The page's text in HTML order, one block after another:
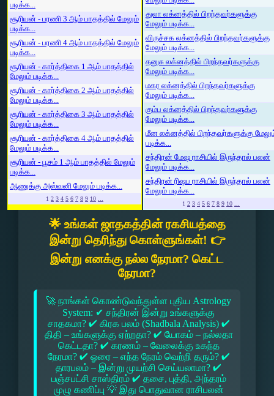
படிக்க...
சூரியன் - பரணி 3 ஆம் பாதத்தில் மேலும்
படிக்க...
சூரியன் - பரணி 4 ஆம் பாதத்தில் மேலும்
படிக்க...
சூரியன் - கார்த்திகை 1 ஆம் பாதத்தில்
மேலும் படிக்க...
சூரியன் - கார்த்திகை 2 ஆம் பாதத்தில்
மேலும் படிக்க...
சூரியன் - கார்த்திகை 3 ஆம் பாதத்தில்
மேலும் படிக்க...
சூரியன் - கார்த்திகை 4 ஆம் பாதத்தில்
மேலும் படிக்க...
சூரியன் - பூசம் 1 ஆம் பாதத்தில் மேலும்
படிக்க...
ஆணுக்கு அஸ்வனி மேலும் படிக்க...
1 2 3 4 5 6 7 8 9 10 ...
துலா லக்னத்தில் பிறந்தவர்களுக்கு
மேலும் படிக்க...
விருச்சக லக்னத்தில் பிறந்தவர்களுக்கு
மேலும் படிக்க...
தனுசு லக்னத்தில் பிறந்தவர்களுக்கு
மேலும் படிக்க...
மகர லக்னத்தில் பிறந்தவர்களுக்கு
மேலும் படிக்க...
கும்ப லக்னத்தில் பிறந்தவர்களுக்கு
மேலும் படிக்க...
மீன லக்னத்தில் பிறந்தவர்களுக்கு
படிக்க...
சந்திரன் மேஷ ராசியில் இருந்தால் பலன்
மேலும் படிக்க...
சந்திரன் ரிஷப ராசியில் இருந்தால் பலன்
மேலும் படிக்க...
1 2 3 4 5 6 7 8 9 10 ...
🌟 உங்கள் ஜாதகத்தின் ரகசியத்தை
இன்று தெரிந்து கொள்ளுங்கள்! 👉
இன்று எனக்கு நல்ல நேரமா? கெட்ட
நேரமா?
🚀 நாங்கள் கொண்டுவந்துள்ள புதிய Astrology
System: ✔ சந்திரன் இன்று உங்களுக்கு
சாதகமா? ✔ கிரக பலம் (Shadbala Analysis) ✔
திதி – உங்களுக்கு ஏற்றதா? ✔ யோகம் – நல்லதா
கெட்டதா? ✔ கரணம் – வேலைக்கு உகந்த
நேரமா? ✔ ஓரை – எந்த நேரம் வெற்றி தரும்? ✔
தாரபலம் – இன்று முயற்சி செய்யலாமா? ✔
பஞ்சபட்சி சாஸ்திரம் ✔ தசை, புத்தி, அந்தரம்
முழு கணிப்பு 💡 இது பொதுவான ராசிபலன்